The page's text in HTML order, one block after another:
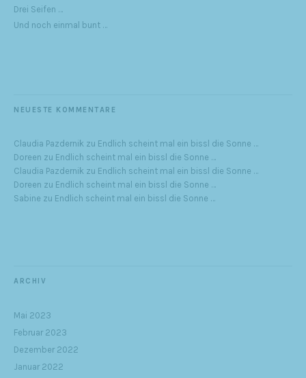
Drei Seifen …
Und noch einmal bunt …
NEUESTE KOMMENTARE
Claudia Pazdernik zu Endlich scheint mal ein bissl die Sonne …
Doreen zu Endlich scheint mal ein bissl die Sonne …
Claudia Pazdernik zu Endlich scheint mal ein bissl die Sonne …
Doreen zu Endlich scheint mal ein bissl die Sonne …
Sabine zu Endlich scheint mal ein bissl die Sonne …
ARCHIV
Mai 2023
Februar 2023
Dezember 2022
Januar 2022